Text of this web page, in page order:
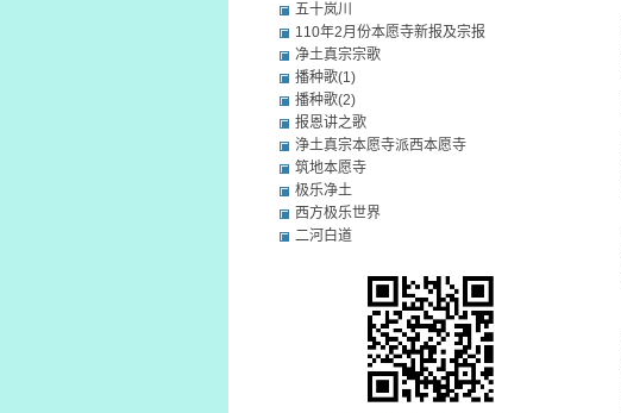
五十岚川
110年2月份本愿寺新报及宗报
净土真宗宗歌
播种歌(1)
播种歌(2)
报恩讲之歌
浄土真宗本愿寺派西本愿寺
筑地本愿寺
极乐净土
西方极乐世界
二河白道